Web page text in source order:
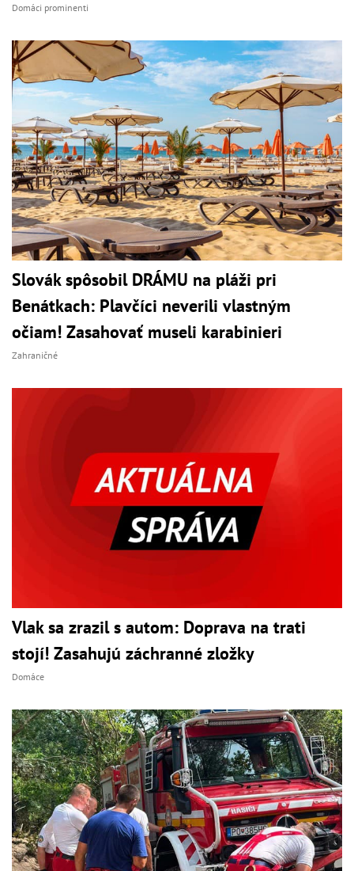
Domáci prominenti
Slovák spôsobil DRÁMU na pláži pri
Benátkach: Plavčíci neverili vlastným
očiam! Zasahovať museli karabinieri
Zahraničné
Vlak sa zrazil s autom: Doprava na trati
stojí! Zasahujú záchranné zložky
Domáce